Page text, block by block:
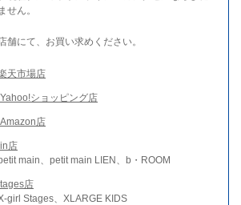
せん。
舗にて、お買い求めください。
天市場店
ショッピング店
店
店
main、petit main LIEN、b・ROOM
店
girl Stages、XLARGE KIDS